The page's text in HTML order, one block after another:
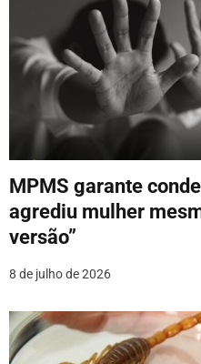
o
o
s
MPMS garante
agrediu mulher
versão”
8 de julho de 2026